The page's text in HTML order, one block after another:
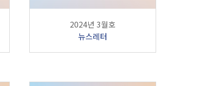
2024년 3월호
뉴스레터